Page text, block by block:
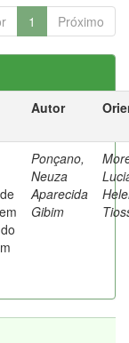
1 Próximo
Autor
Ponçano,
Neuza
Aparecida
Gibim